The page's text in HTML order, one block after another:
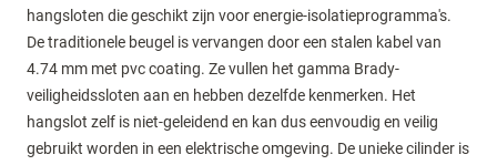
hangsloten die geschikt zijn voor energie-isolatieprogramma's.
De traditionele beugel is vervangen door een stalen kabel van
4.74 mm met pvc coating. Ze vullen het gamma Brady-
veiligheidssloten aan en hebben dezelfde kenmerken. Het
hangslot zelf is niet-geleidend en kan dus eenvoudig en veilig
gebruikt worden in een elektrische omgeving. De unieke cilinder is